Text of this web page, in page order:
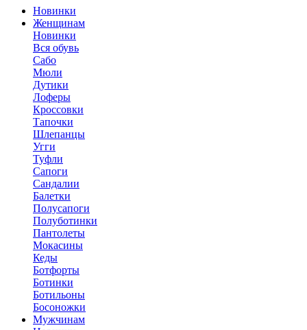
Новинки
Женщинам
Новинки
Вся обувь
Сабо
Мюли
Дутики
Лоферы
Кроссовки
Тапочки
Шлепанцы
Угги
Туфли
Сапоги
Сандалии
Балетки
Полусапоги
Полуботинки
Пантолеты
Мокасины
Кеды
Ботфорты
Ботинки
Ботильоны
Босоножки
Мужчинам